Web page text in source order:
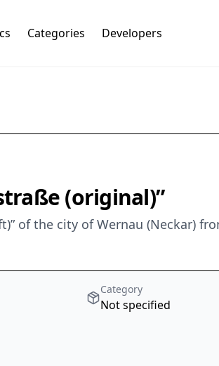
Categories Developers
(original)”
of the city of Wernau (Neckar)
Category
Not specified